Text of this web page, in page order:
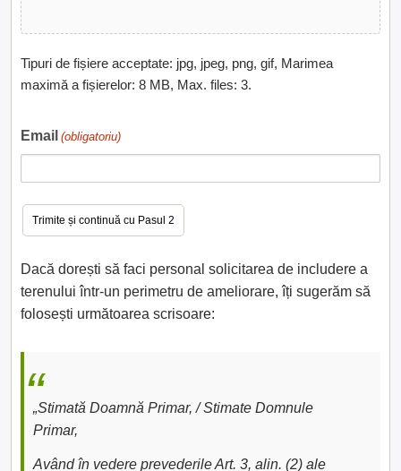
Tipuri de fișiere acceptate: jpg, jpeg, png, gif, Marimea
maximă a fișierelor: 8 MB, Max. files: 3.
Email (obligatoriu)
Dacă dorești să faci personal solicitarea de includere a
terenului într-un perimetru de ameliorare, îți sugerăm să
folosești următoarea scrisoare:
„Stimată Doamnă Primar, / Stimate Domnule
Primar,
Având în vedere prevederile Art. 3, alin. (2) ale